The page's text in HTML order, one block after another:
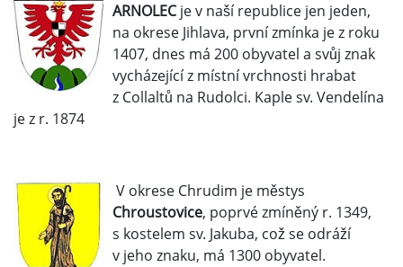
ARNOLECje v naší republice jen jeden,
na okrese Jihlava, první zmínka je z roku
1407, dnes má 200 obyvatel a svůj znak
vycházející z místní vrchnosti hrabat
z Collaltů na Rudolci. Kaple sv. Vendelína
je z r. 1874
V okrese Chrudim je městys
Chroustovice, poprvé zmíněný r. 1349,
s kostelem sv. Jakuba, což se odráží
v jeho znaku, má 1300 obyvatel.